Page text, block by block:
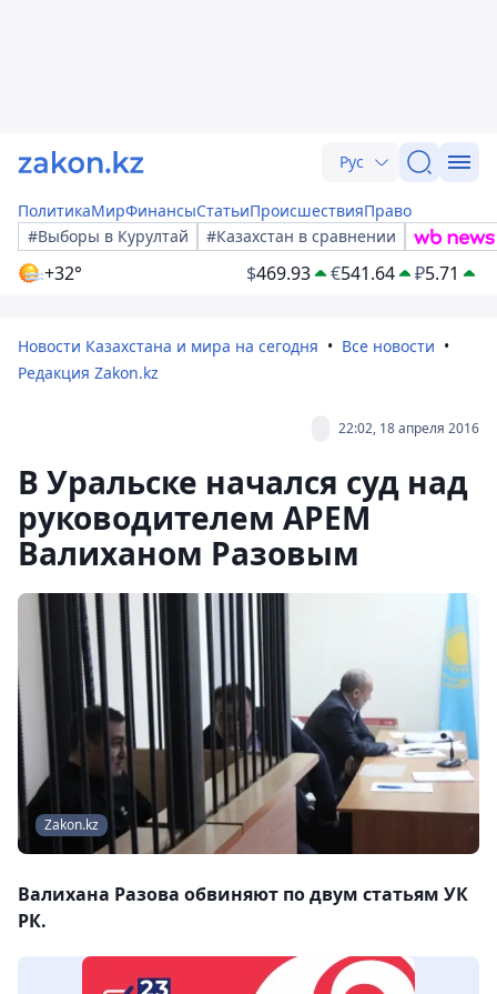
Рус
ПолитикаМирФинансыСтатьиПроисшествияПраво
#Выборы в Курултай
#Казахстан в сравнении
+32° $469.93 €541.64 ₽5.71
Новости Казахстана и мира на сегодня
Все новости
Редакция Zakon.kz
22:02, 18 апреля 2016
В Уральске начался суд над
руководителем АРЕМ
Валиханом Разовым
Zakon.kz
Валихана Разова обвиняют по двум статьям УК
РК.